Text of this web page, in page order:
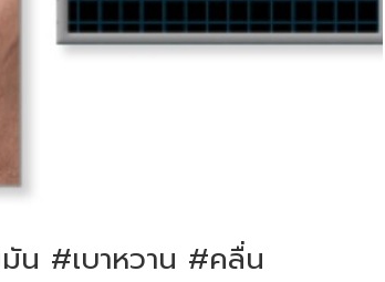
น #เบาหวาน #คลื่น